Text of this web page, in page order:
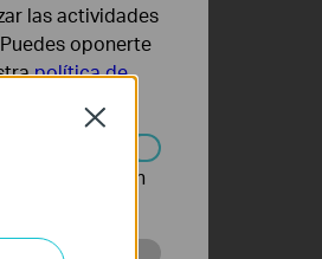
Close
las actividades
oponerte
política de
en